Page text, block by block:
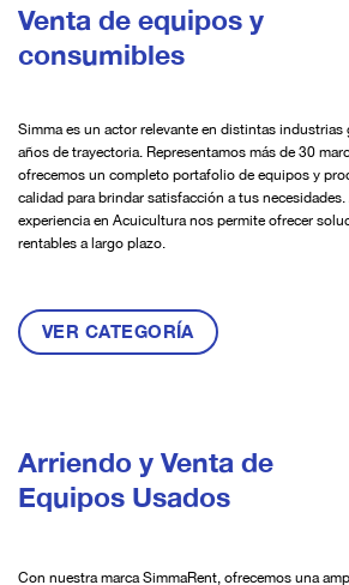
Venta de equipos y
consumibles
Simma es un actor relevante en distintas industrias
años de trayectoria. Representamos más de 30
ofrecemos un completo portafolio de equipos y
calidad para brindar satisfacción a tus
experiencia en Acuicultura nos permite ofrecer
rentables a largo plazo.
VER CATEGORÍA
Arriendo y Venta de
Equipos Usados
Con nuestra marca SimmaRent, ofrecemos una